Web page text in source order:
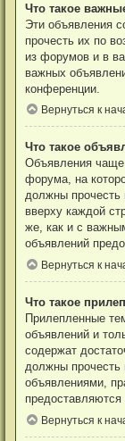
Что такое
Эти объявления
прочесть их по
из форумов и в
важных
конференции.
Вернуться к
Что такое
Объявления
форума, на
должны прочесть
вверху каждой
же, как и с
объявлений
Вернуться к
Что такое
Прилепленные
объявлений и
содержат
должны прочесть
объявлениями,
Вернуться к